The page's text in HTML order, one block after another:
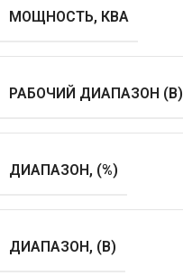
МОЩНОСТЬ, КВА
РАБОЧИЙ ДИАПАЗОН (В)
ДИАПАЗОН, (%)
ДИАПАЗОН, (В)